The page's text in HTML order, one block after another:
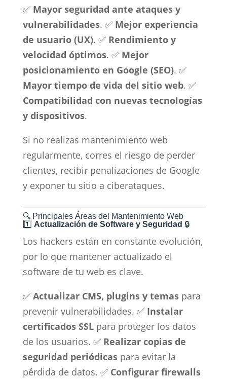
✅ Mayor seguridad ante ataques y
vulnerabilidades. ✅ Mejor experiencia
de usuario (UX). ✅ Rendimiento y
velocidad óptimos. ✅ Mejor
posicionamiento en Google (SEO). ✅
Mayor tiempo de vida del sitio web. ✅
Compatibilidad con nuevas tecnologías
y dispositivos.
Si no realizas mantenimiento web
regularmente, corres el riesgo de perder
clientes, recibir penalizaciones de Google
y exponer tu sitio a ciberataques.
🔍 Principales Áreas del Mantenimiento Web
1️⃣ Actualización de Software y Seguridad 🔒
Los hackers están en constante evolución,
por lo que mantener actualizado el
software de tu web es clave.
✅ Actualizar CMS, plugins y temaspara
prevenir vulnerabilidades. ✅ Instalar
certificados SSLpara proteger los datos
de los usuarios. ✅ Realizar copias de
seguridad periódicaspara evitar la
pérdida de datos. ✅ Configurar firewalls